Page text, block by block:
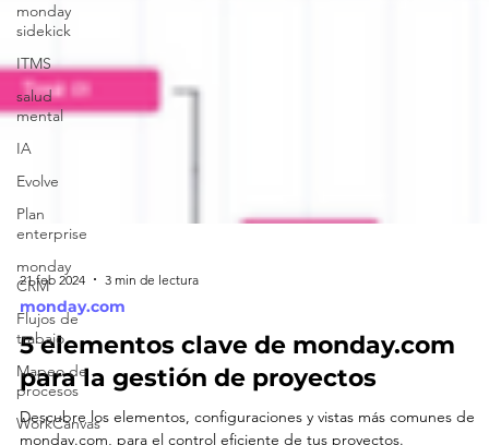
monday
sidekick
ITMS
salud
mental
IA
Evolve
Plan
enterprise
monday
CRM
Flujos de
trabajo
Mapeo de
procesos
WorkCanvas
21 feb 2024
monday.com
5 elementos clave de monday.com
para la gestión de proyectos